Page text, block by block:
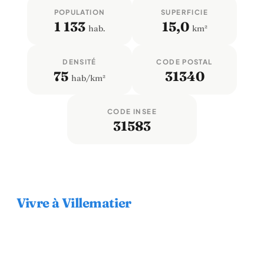
POPULATION
1 133 hab.
SUPERFICIE
15,0 km²
DENSITÉ
75 hab/km²
CODE POSTAL
31340
CODE INSEE
31583
Vivre à Villematier